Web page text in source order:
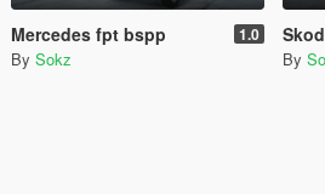
Mercedes fpt bspp 1.0
By Sokz By